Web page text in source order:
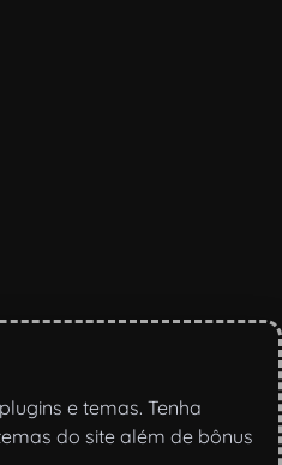
e temas. Tenha
do site além de bônus